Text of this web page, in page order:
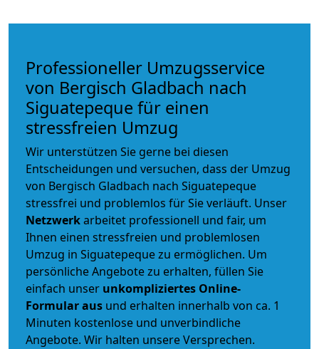
Professioneller Umzugsservice
von Bergisch Gladbach nach
Siguatepeque für einen
stressfreien Umzug
Wir unterstützen Sie gerne bei diesen
Entscheidungen und versuchen, dass der Umzug
von Bergisch Gladbach nach Siguatepeque
stressfrei und problemlos für Sie verläuft. Unser
Netzwerkarbeitet professionell und fair, um
Ihnen einen stressfreien und problemlosen
Umzug in Siguatepeque zu ermöglichen. Um
persönliche Angebote zu erhalten, füllen Sie
einfach unser unkompliziertes Online-
Formular aus und erhalten innerhalb von ca. 1
Minuten kostenlose und unverbindliche
Angebote. Wir halten unsere Versprechen.